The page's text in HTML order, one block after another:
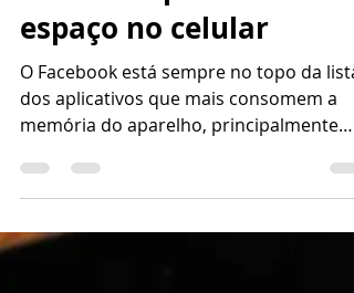
Veja como apagar o
cache no app do
Facebook para liberar
espaço no celular
memória do aparelho, principalmente